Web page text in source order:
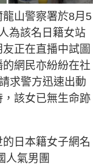
龍山警察署於8月5
為該名日籍女站
正在直播中試圖
網民亦紛紛在社
求警方迅速出動
該女已無生命跡
日本籍女子網名
人氣男團